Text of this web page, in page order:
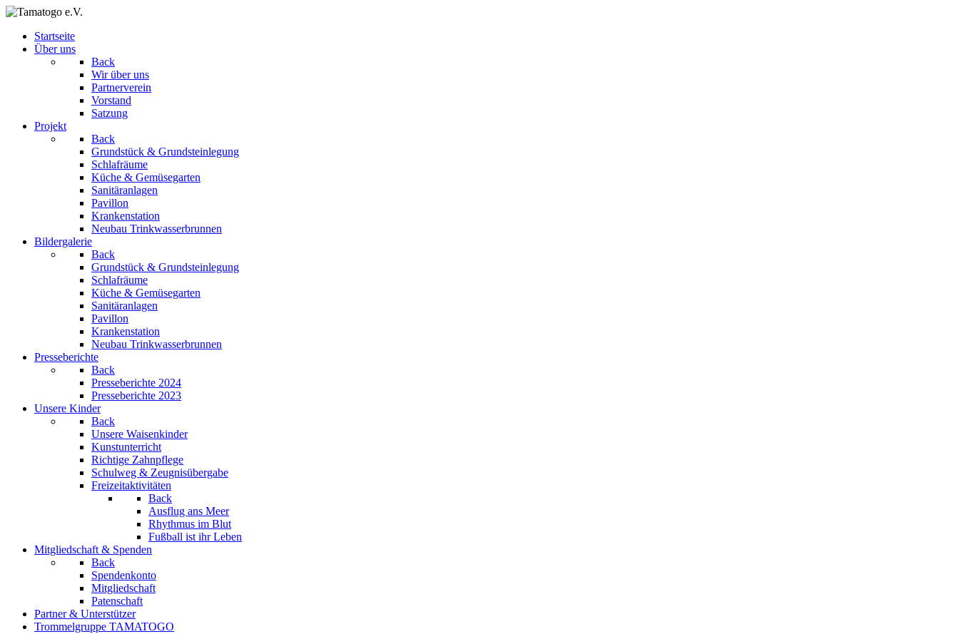
Startseite
Über uns
Back
Wir über uns
Partnerverein
Vorstand
Satzung
Projekt
Back
Grundstück & Grundsteinlegung
Schlafräume
Küche & Gemüsegarten
Sanitäranlagen
Pavillon
Krankenstation
Neubau Trinkwasserbrunnen
Bildergalerie
Back
Grundstück & Grundsteinlegung
Schlafräume
Küche & Gemüsegarten
Sanitäranlagen
Pavillon
Krankenstation
Neubau Trinkwasserbrunnen
Presseberichte
Back
Presseberichte 2024
Presseberichte 2023
Unsere Kinder
Back
Unsere Waisenkinder
Kunstunterricht
Richtige Zahnpflege
Schulweg & Zeugnisübergabe
Freizeitaktivitäten
Back
Ausflug ans Meer
Rhythmus im Blut
Fußball ist ihr Leben
Mitgliedschaft & Spenden
Back
Spendenkonto
Mitgliedschaft
Patenschaft
Partner & Unterstützer
Trommelgruppe TAMATOGO